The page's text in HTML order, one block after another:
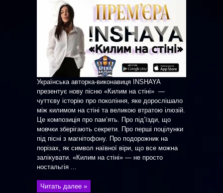
Українська авторка-виконавиця INSHAYA
презентує нову пісню «Килим на стіні» —
чуттєву історію про покоління, яке дорослішало
між килимом на стіні та великою втратою ілюзій.
Це композиція про пам’ять. Про під’їзди, що
мовчки зберігають секрети. Про перші поцілунки
під пісні з магнітофону. Про подорожник на
порізах, як символ наївної віри, що все можна
залікувати. «Килим на стіні» — не просто
ностальгія ...
Читать далее »